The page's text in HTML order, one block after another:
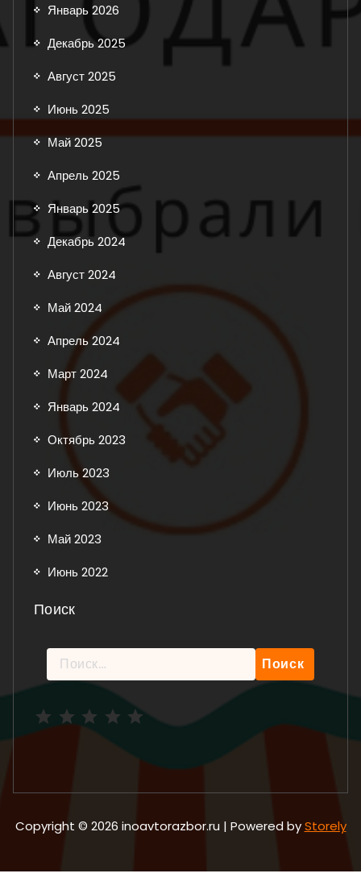
Январь 2026
Декабрь 2025
Август 2025
Июнь 2025
Май 2025
Апрель 2025
Январь 2025
Декабрь 2024
Август 2024
Май 2024
Апрель 2024
Март 2024
Январь 2024
Октябрь 2023
Июль 2023
Июнь 2023
Май 2023
Июнь 2022
Поиск
Найти:
Copyright © 2026 inoavtorazbor.ru | Powered byStorely